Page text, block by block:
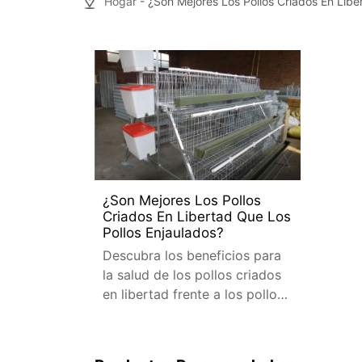
¿Son Mejores Los Pollos
Criados En Libertad Que Los
Pollos Enjaulados?
Descubra los beneficios para
la salud de los pollos criados
en libertad frente a los pollos